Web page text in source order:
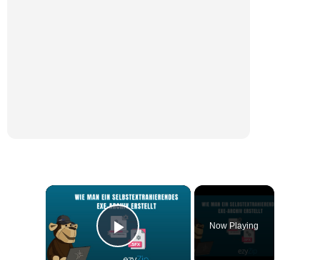
×
Play Video
Now Playing